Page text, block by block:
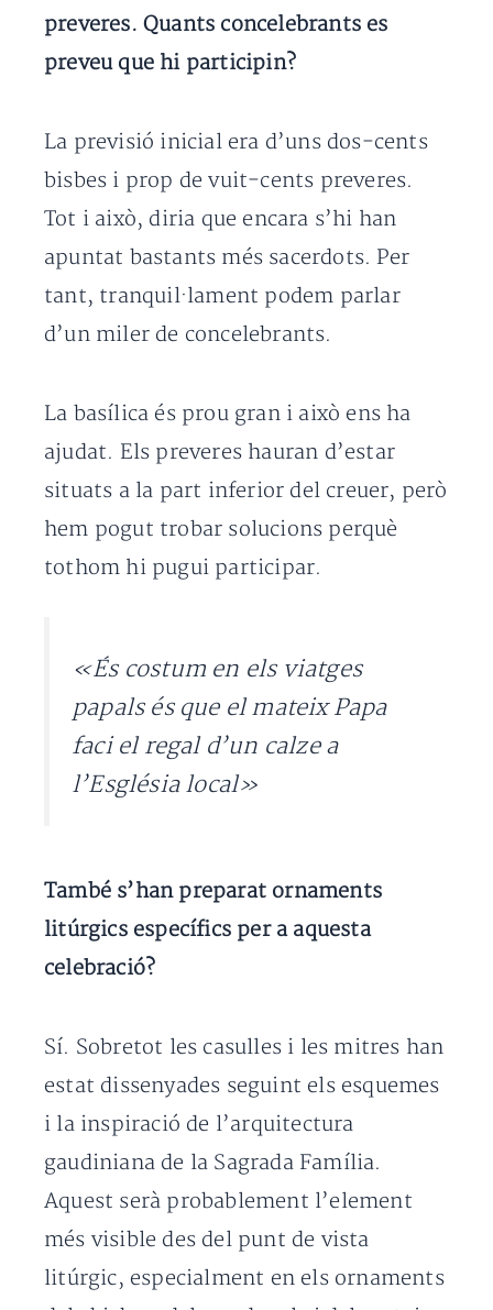
preveres. Quants concelebrants es
preveu que hi participin?
La previsió inicial era d’uns dos-cents
bisbes i prop de vuit-cents preveres.
Tot i això, diria que encara s’hi han
apuntat bastants més sacerdots. Per
tant, tranquil·lament podem parlar
d’un miler de concelebrants.
La basílica és prou gran i això ens ha
ajudat. Els preveres hauran d’estar
situats a la part inferior del creuer, però
hem pogut trobar solucions perquè
tothom hi pugui participar.
«És costum en els viatges
papals és que el mateix Papa
faci el regal d’un calze a
l’Església local»
També s’han preparat ornaments
litúrgics específics per a aquesta
celebració?
Sí. Sobretot les casulles i les mitres han
estat dissenyades seguint els esquemes
i la inspiració de l’arquitectura
gaudiniana de la Sagrada Família.
Aquest serà probablement l’element
més visible des del punt de vista
litúrgic, especialment en els ornaments